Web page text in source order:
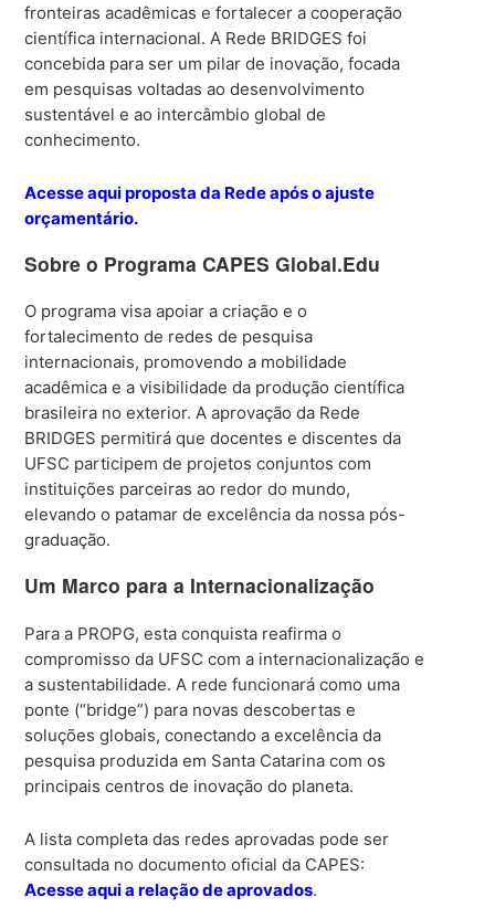
fronteiras acadêmicas e fortalecer a cooperação
científica internacional. A Rede BRIDGES foi
concebida para ser um pilar de inovação, focada
em pesquisas voltadas ao desenvolvimento
sustentável e ao intercâmbio global de
conhecimento.
Acesse aqui proposta da Rede após o ajuste
orçamentário.
Sobre o Programa CAPES Global.Edu
O programa visa apoiar a criação e o
fortalecimento de redes de pesquisa
internacionais, promovendo a mobilidade
acadêmica e a visibilidade da produção científica
brasileira no exterior. A aprovação da Rede
BRIDGES permitirá que docentes e discentes da
UFSC participem de projetos conjuntos com
instituições parceiras ao redor do mundo,
elevando o patamar de excelência da nossa pós-
graduação.
Um Marco para a Internacionalização
Para a PROPG, esta conquista reafirma o
compromisso da UFSC com a internacionalização e
a sustentabilidade. A rede funcionará como uma
ponte (“bridge”) para novas descobertas e
soluções globais, conectando a excelência da
pesquisa produzida em Santa Catarina com os
principais centros de inovação do planeta.
A lista completa das redes aprovadas pode ser
consultada no documento oficial da CAPES:
Acesse aqui a relação de aprovados.